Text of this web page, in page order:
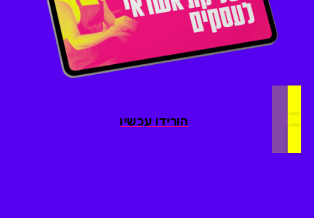
הורידו עכשיו